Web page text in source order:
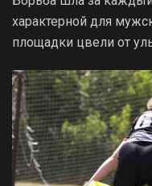
характерной для
площадки цвели от